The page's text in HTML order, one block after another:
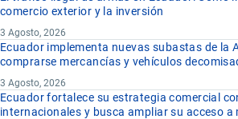
comercio exterior y la inversión
3 Agosto, 2026
Ecuador implementa nuevas subastas de la
comprarse mercancías y vehículos
3 Agosto, 2026
Ecuador fortalece su estrategia comercial
internacionales y busca ampliar su acceso a